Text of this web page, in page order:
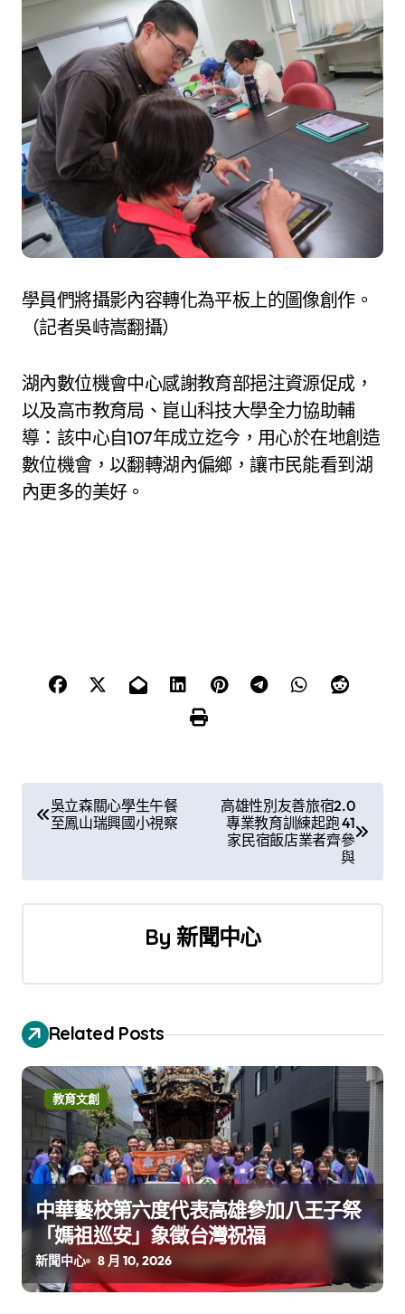
學員們將攝影內容轉化為平板上的圖像創作。
（記者吳峙嵩翻攝）
湖內數位機會中心感謝教育部挹注資源促成，
以及高市教育局、崑山科技大學全力協助輔
導：該中心自107年成立迄今，用心於在地創造
數位機會，以翻轉湖內偏鄉，讓市民能看到湖
內更多的美好。
文
導
覽
吳立森關心學生午餐
至鳳山瑞興國小視察
高雄性別友善旅宿2.0
專業教育訓練起跑 41
家民宿飯店業者齊參
與
By 新聞中心
Related Posts
教育文創
中華藝校第六度代表高雄參加八王子祭
「媽祖巡安」象徵台灣祝福
新聞中心 8 月 10, 2026